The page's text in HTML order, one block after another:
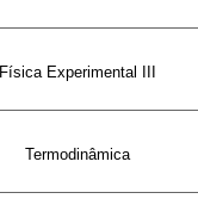
Física Experimental III
Termodinâmica